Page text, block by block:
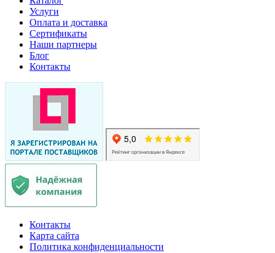
Услуги
Оплата и доставка
Сертификаты
Наши партнеры
Блог
Контакты
Контакты
Карта сайта
Политика конфиденциальности